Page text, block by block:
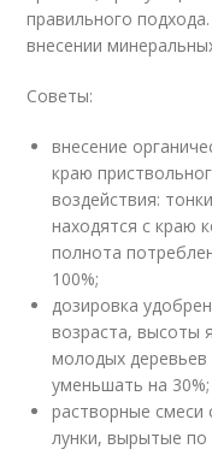
правильного
внесении
Советы:
внесение
краю
воздействия:
находятся с краю
полнота
100%;
дозировка
возраста, высоты
молодых деревьев
уменьшать на 30%;
растворные смеси
лунки, вырытые по